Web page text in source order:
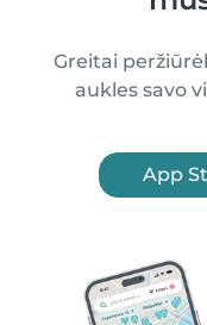
Greitai
aukles savo
App